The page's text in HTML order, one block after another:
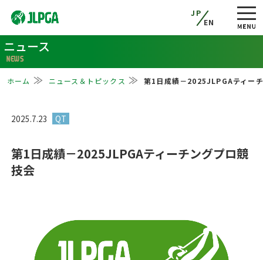
JP
EN
ニュース
NEWS
ホーム ニュース＆トピックス 第1日成績－2025JLPGAティー
2025.7.23
第1日成績－2025JLPGAティーチングプロ競
技会